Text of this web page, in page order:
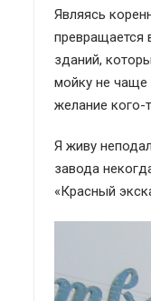
Являясь
превращается
зданий,
мойку не чаще
желание кого-
Я живу
завода
«Красный